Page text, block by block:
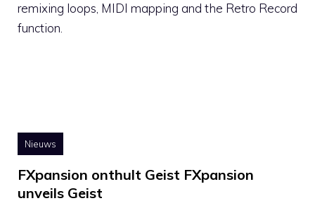
remixing loops, MIDI mapping and the Retro Record
function.
Nieuws
FXpansion onthult Geist FXpansion
unveils Geist